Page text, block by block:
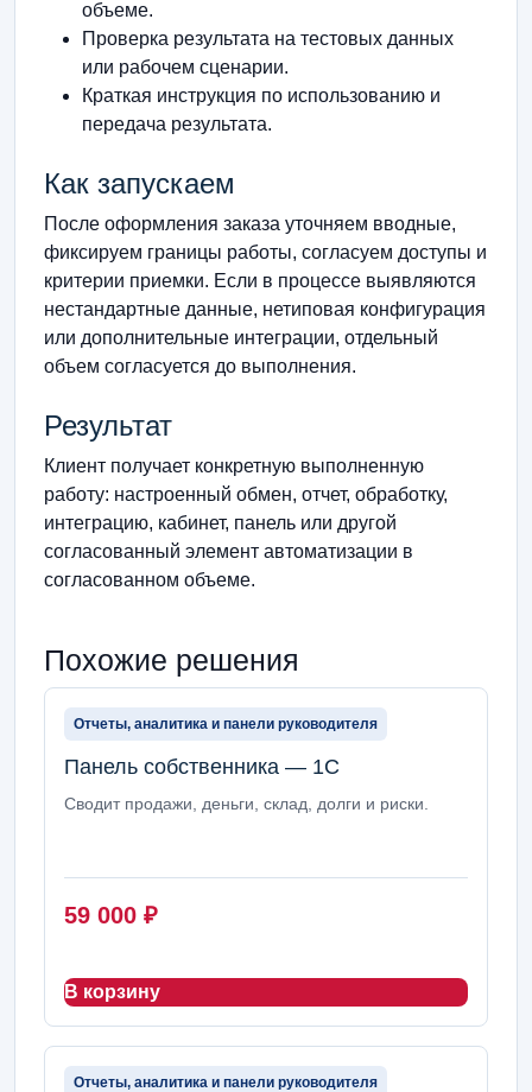
объеме.
Проверка результата на тестовых данных
или рабочем сценарии.
Краткая инструкция по использованию и
передача результата.
Как запускаем
После оформления заказа уточняем вводные,
фиксируем границы работы, согласуем доступы и
критерии приемки. Если в процессе выявляются
нестандартные данные, нетиповая конфигурация
или дополнительные интеграции, отдельный
объем согласуется до выполнения.
Результат
Клиент получает конкретную выполненную
работу: настроенный обмен, отчет, обработку,
интеграцию, кабинет, панель или другой
согласованный элемент автоматизации в
согласованном объеме.
Похожие решения
Отчеты, аналитика и панели руководителя
Панель собственника — 1С
Сводит продажи, деньги, склад, долги и риски.
59 000 ₽
В корзину
Отчеты, аналитика и панели руководителя